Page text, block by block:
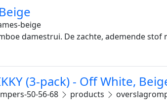
beige
damestrui. De zachte, ademende
(3-pack) - Off White,
50-56-68 products